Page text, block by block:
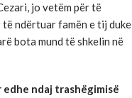
jo vetëm për të
ndërtuar famën e tij duke
bota mund të shkelin në
edhe ndaj trashëgimisë